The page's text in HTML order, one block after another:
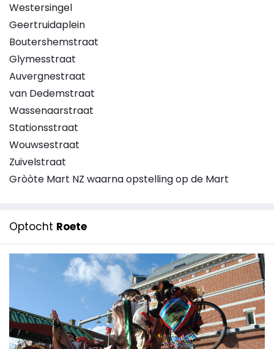
Westersingel
Geertruidaplein
Boutershemstraat
Glymesstraat
Auvergnestraat
van Dedemstraat
Wassenaarstraat
Stationsstraat
Wouwsestraat
Zuivelstraat
Gròòte Mart NZ waarna opstelling op de Mart
Optocht Roete